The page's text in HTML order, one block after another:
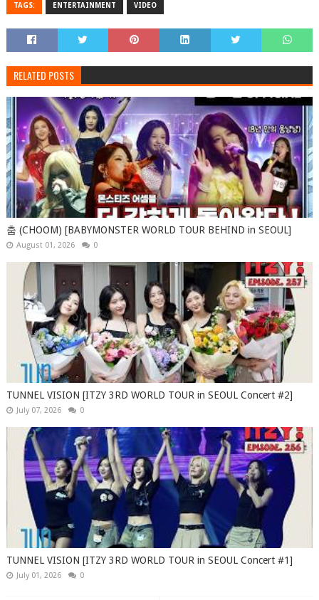
TAGS: ENTERTAINMENT VIDEO
RELATED POSTS
춤 (CHOOM) [BABYMONSTER WORLD TOUR BEHIND in SEOUL]
August 01, 2026 0
TUNNEL VISION [ITZY 3RD WORLD TOUR in SEOUL Concert #2]
July 07, 2026 0
TUNNEL VISION [ITZY 3RD WORLD TOUR in SEOUL Concert #1]
July 01, 2026 0